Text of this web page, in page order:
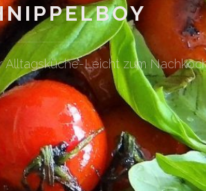
Alltagsküche-Leicht zum